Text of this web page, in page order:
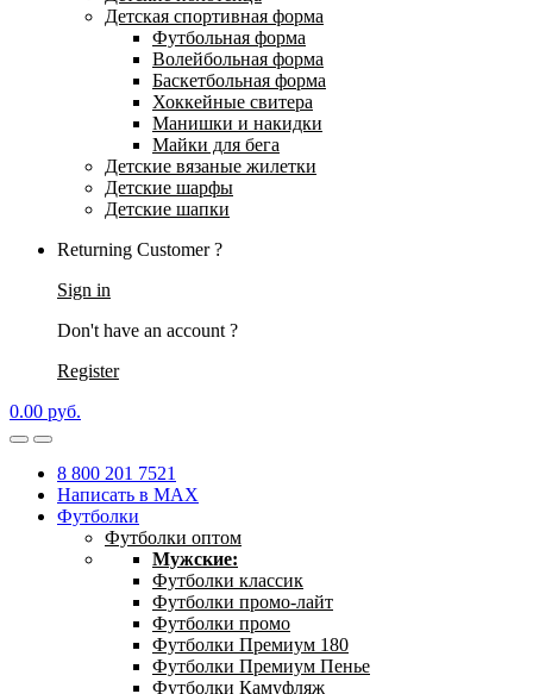
Детская спортивная форма
Футбольная форма
Волейбольная форма
Баскетбольная форма
Хоккейные свитера
Манишки и накидки
Майки для бега
Детские вязаные жилетки
Детские шарфы
Детские шапки
Returning Customer ?
Sign in
Don't have an account ?
Register
0.00 руб.
8 800 201 7521
Написать в MAX
Футболки
Футболки оптом
Мужские:
Футболки классик
Футболки промо-лайт
Футболки промо
Футболки Премиум 180
Футболки Премиум Пенье
Футболки Камуфляж